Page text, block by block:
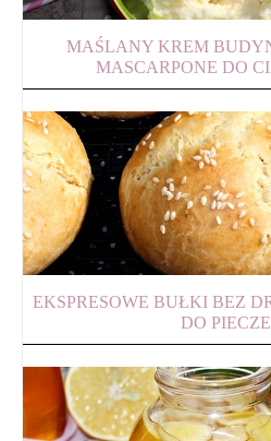
MAŚLANY KREM
MASCARPONE DO
EKSPRESOWE BUŁKI BEZ
DO